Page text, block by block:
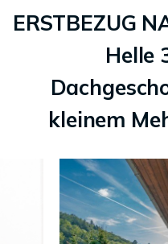
ERSTBEZUG
Helle
kleinem